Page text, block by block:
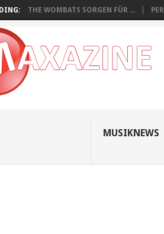
THE WOMBATS SORGEN FÜR ...
MUSIKNEWS